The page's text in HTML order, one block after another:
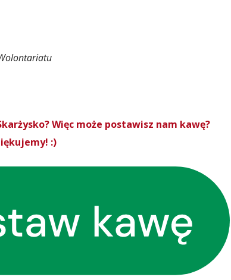
Więc może postawisz nam kawę?
:)